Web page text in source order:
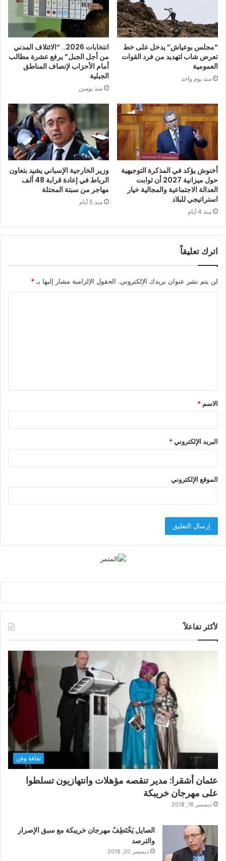
“مجلس بوعياش” يدخل على خط
تعرض شاب لتهديد من فرد القوات
العمومية
منذ يوم واحد
انتخابات 2026.. “الائتلاف المدني
من أجل الجبل” يرفع عشرة مطالب
أمام الأحزاب لإنصاف المناطق
الجبلية
منذ يومين
أخنوش يؤكد في المذكرة التوجيهية
حول ميزانية 2027 أن ثوابت
العدالة الاجتماعية والمجالية خيار
استراتيجي للبلاد
منذ 4 أيام
وزير الخارجية الإسباني يشيد بتعاون
الرباط في إعادة قرابة 48 ألف
مهاجر من سبتة المحتلة
منذ 5 أيام
اترك تعليقاً
لن يتم نشر عنوان بريدك الإلكتروني. الحقول الإلزامية مشار إليها بـ *
ق
*
الاسم *
البريد الإلكتروني*
الموقع الإلكتروني
لأكثر تفاعلاً
ثقافة وفن
عثمان أشقرا: مدير تنقصه مؤهلات وانتهازيون تسلطوا
على مهرجان خريبكة
ديسمبر 16, 2018
الصايل يَخْتَطِفُ مهرجان خريبكة مع سبق الإصرار
والترصد
ديسمبر 20, 2018